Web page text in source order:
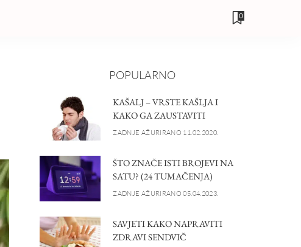
0
POPULARNO
KAŠALJ – VRSTE KAŠLJA I
KAKO GA ZAUSTAVITI
ZADNJE AŽURIRANO 11.02.2020.
ŠTO ZNAČE ISTI BROJEVI NA
SATU? (24 TUMAČENJA)
ZADNJE AŽURIRANO 05.04.2023.
SAVJETI KAKO NAPRAVITI
ZDRAVI SENDVIČ